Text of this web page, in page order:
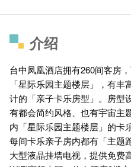
介绍
台中凤凰酒店拥有260间客房
「星际乐园主题楼层」，有
计的「亲子卡乐房型」。房型
有都会简约风格、也有宇宙主
内「星际乐园主题楼层」的卡
每间卡乐亲子房内都有「主题
大型液晶挂墙电视，提供免费